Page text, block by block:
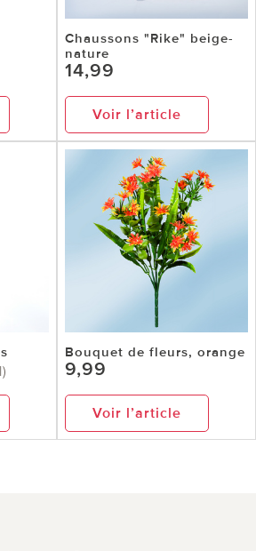
Chaussons "Rike" beige-
nature
14,99
Voir l’article
Bouquet de fleurs, orange
9,99
Voir l’article